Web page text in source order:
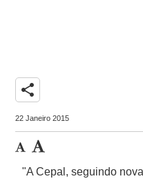
share
22 Janeiro 2015
"A Cepal, seguindo